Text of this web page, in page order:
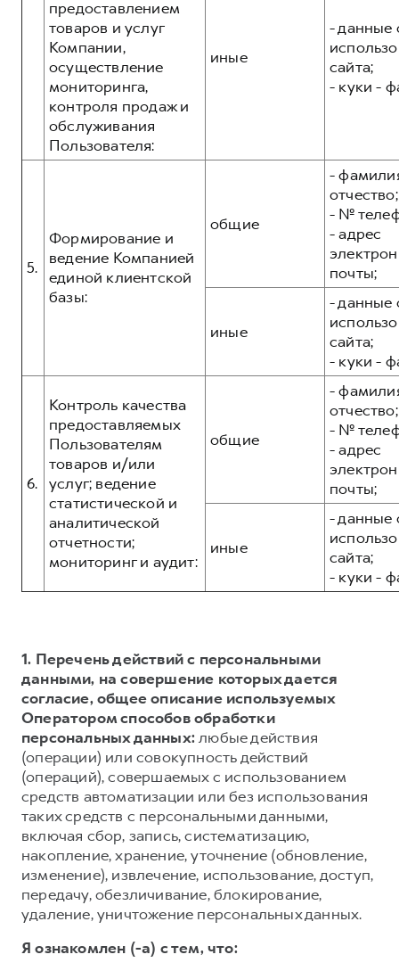
предоставлением
товаров и услуг
Компании,
осуществление
мониторинга,
контроля продаж и
обслуживания
Пользователя:
иные
- данные
сайта;
- куки -
5.
Формирование и
ведение Компанией
единой клиентской
базы:
общие
-
отчество;
- №
- адрес
почты;
иные
- данные
сайта;
- куки -
6.
Контроль качества
предоставляемых
Пользователям
товаров и/или
услуг; ведение
статистической и
аналитической
отчетности;
мониторинг и аудит:
общие
-
отчество;
- №
- адрес
почты;
иные
- данные
сайта;
- куки -
1. Перечень действий с персональными
данными, на совершение которых дается
согласие, общее описание используемых
Оператором способов обработки
персональных данных:любые действия
(операции) или совокупность действий
(операций), совершаемых с использованием
средств автоматизации или без использования
таких средств с персональными данными,
включая сбор, запись, систематизацию,
накопление, хранение, уточнение (обновление,
изменение), извлечение, использование, доступ,
передачу, обезличивание, блокирование,
удаление, уничтожение персональных данных.
Я ознакомлен (-а) с тем, что: